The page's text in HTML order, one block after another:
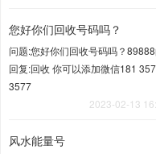
您好你们回收号码吗？
问题:您好你们回收号码吗？
回复:回收 你可以添加微信181
3577
2023-02-13
风水能量号